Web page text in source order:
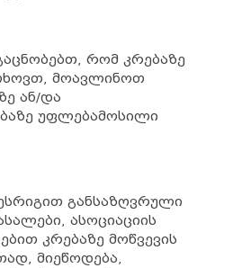
რომ კრებაზე
მოავლინოთ
ან/და
უფლებამოსილი
განსაზღვრული
ასოციაციის
კრებაზე მოწვევის
მიეწოდება,